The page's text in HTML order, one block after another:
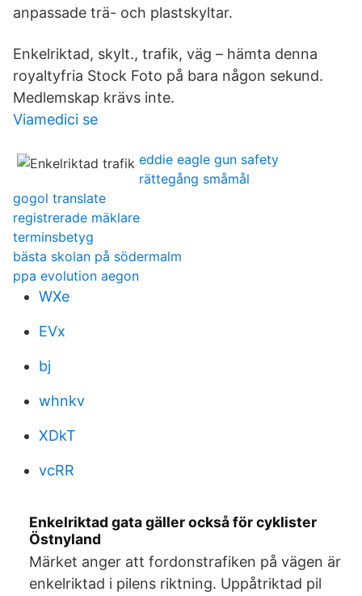
anpassade trä- och plastskyltar.
Enkelriktad, skylt., trafik, väg – hämta denna
royaltyfria Stock Foto på bara någon sekund.
Medlemskap krävs inte.
Viamedici se
eddie eagle gun safety
rättegång småmål
gogol translate
registrerade mäklare
terminsbetyg
bästa skolan på södermalm
ppa evolution aegon
WXe
EVx
bj
whnkv
XDkT
vcRR
Enkelriktad gata gäller också för cyklister
Östnyland
Märket anger att fordonstrafiken på vägen är
enkelriktad i pilens riktning. Uppåtriktad pil